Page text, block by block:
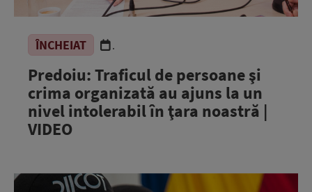
ÎNCHEIAT .
Predoiu: Traficul de persoane şi
crima organizată au ajuns la un
nivel intolerabil în ţara noastră |
VIDEO